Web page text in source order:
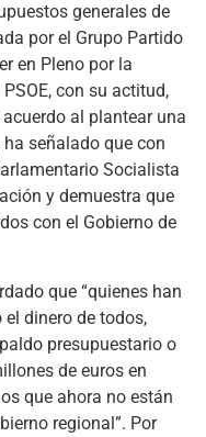
generales de
por el Grupo Partido
en Pleno por la
con su actitud,
al plantear una
señalado que con
Socialista
y demuestra que
con el Gobierno de
que “quienes han
dinero de todos,
presupuestario o
de euros en
que ahora no están
regional”. Por